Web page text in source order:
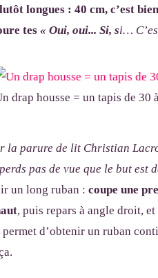
longues : 40 cm, c’est
tes « Oui, oui... Si, si…
drap housse = un tapis de 30
la parure de lit Christian
pas de vue que le but est
un long ruban : coupe une
, puis repars à angle droit,
d’obtenir un ruban